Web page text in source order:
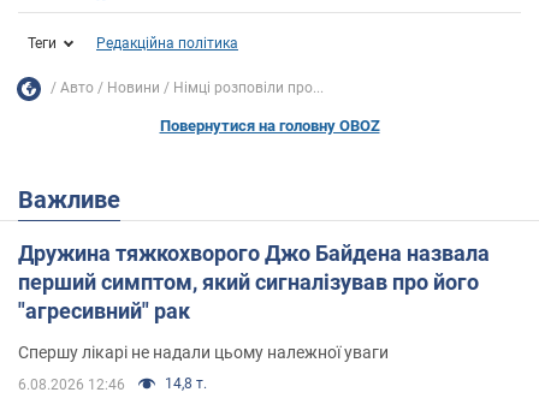
Теги Редакційна політика
Авто Новини Німці розповіли про...
Повернутися на головну OBOZ
Важливе
Дружина тяжкохворого Джо Байдена назвала
перший симптом, який сигналізував про його
"агресивний" рак
Спершу лікарі не надали цьому належної уваги
6.08.2026 12:46 14,8 т.